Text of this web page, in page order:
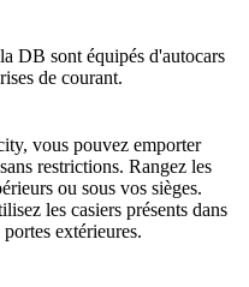
DB sont équipés d'autocars
de courant.
vous pouvez emporter
restrictions. Rangez les
ou sous vos sièges.
les casiers présents dans
extérieures.